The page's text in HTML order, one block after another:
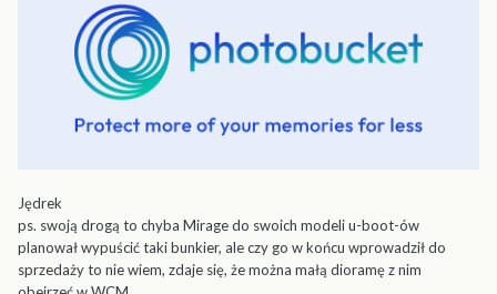
Jędrek
ps. swoją drogą to chyba Mirage do swoich modeli u-boot-ów
planował wypuścić taki bunkier, ale czy go w końcu wprowadził do
sprzedaży to nie wiem, zdaje się, że można małą dioramę z nim